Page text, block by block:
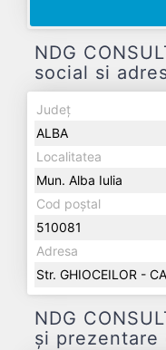
NDG
social si
Județ
ALBA
Localitatea
Mun. Alba Iulia
Cod poștal
510081
Adresa
Str. GHIOCEILOR -
NDG
și prezentare